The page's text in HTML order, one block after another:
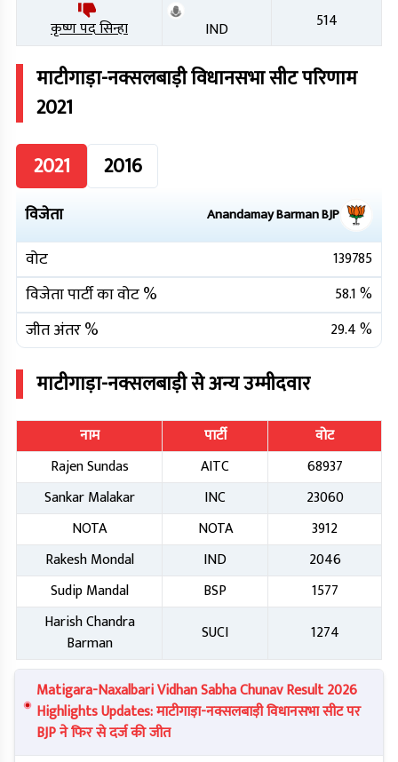
कृष्ण पद सिन्हा IND 514
माटीगाड़ा-नक्सलबाड़ीविधानसभा सीट परिणाम
2021
2021
2016
विजेता Anandamay BarmanBJP
वोट 139785
विजेता पार्टी का वोट % 58.1%
जीत अंतर % 29.4%
माटीगाड़ा-नक्सलबाड़ीसे अन्य उम्मीदवार
नाम पार्टी
वोट
Rajen Sundas
AITC
68937
Sankar Malakar
INC
23060
NOTA
NOTA
3912
Rakesh Mondal
IND
2046
Sudip Mandal
BSP
1577
Harish Chandra
Barman
SUCI 1274
Matigara-Naxalbari Vidhan Sabha Chunav Result 2026
Highlights Updates: माटीगाड़ा-नक्सलबाड़ी विधानसभा सीट पर
BJP ने फिर से दर्ज की जीत